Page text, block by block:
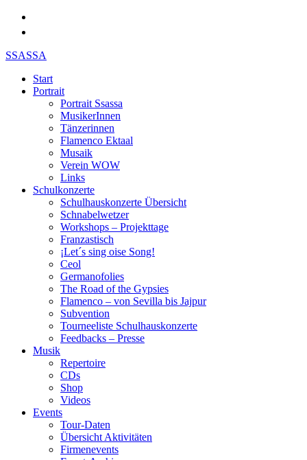
SSASSA
Start
Portrait
Portrait Ssassa
MusikerInnen
Tänzerinnen
Flamenco Ektaal
Musaik
Verein WOW
Links
Schulkonzerte
Schulhauskonzerte Übersicht
Schnabelwetzer
Workshops – Projekttage
Franzastisch
¡Let´s sing oise Song!
Ceol
Germanofolies
The Road of the Gypsies
Flamenco – von Sevilla bis Jajpur
Subvention
Tourneeliste Schulhauskonzerte
Feedbacks – Presse
Musik
Repertoire
CDs
Shop
Videos
Events
Tour-Daten
Übersicht Aktivitäten
Firmenevents